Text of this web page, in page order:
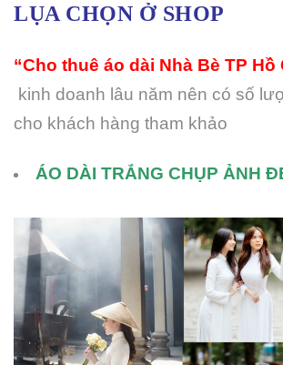
LỤA CHỌN Ở SHOP
“Cho thuê áo dài Nhà Bè TP Hồ
kinh doanh lâu năm nên có số
cho khách hàng tham khảo
ÁO DÀI TRẮNG CHỤP ẢNH